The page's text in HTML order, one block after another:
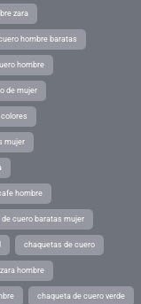
zara
hombre baratas
hombre
de mujer
mujer
hombre
cuero baratas mujer
chaquetas de cuero
hombre
chaqueta de cuero verde